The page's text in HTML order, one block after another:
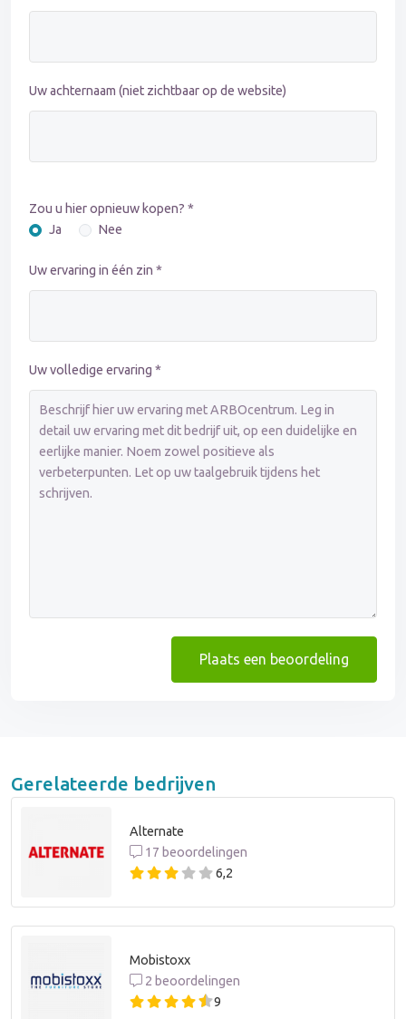
Uw achternaam (niet zichtbaar op de website)
Zou u hier opnieuw kopen? *
Ja
Nee
Uw ervaring in één zin *
Uw volledige ervaring *
Plaats een beoordeling
Gerelateerde bedrijven
Alternate
17 beoordelingen
6,2
Mobistoxx
2 beoordelingen
9